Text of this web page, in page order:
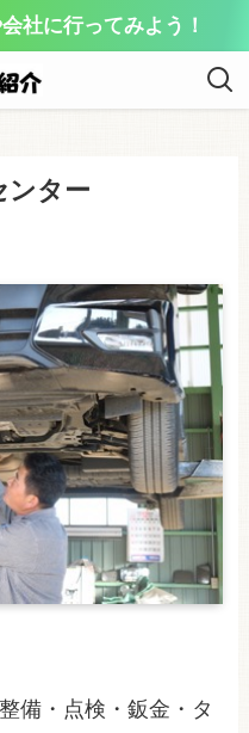
社に行ってみよう！
ンター
備・点検・鈑金・タ